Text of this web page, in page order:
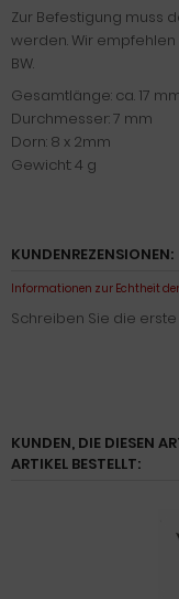
Zur Befestigung muss
werden. Wir
BW.
Gesamtlänge: ca. 17
Durchmesser: 7 mm
Dorn: 8 x 2mm
Gewicht: 4 g
KUNDENREZENSIONEN:
Informationen zur Echtheit
Schreiben Sie die
KUNDEN, DIE DIESEN
ARTIKEL BESTELLT: